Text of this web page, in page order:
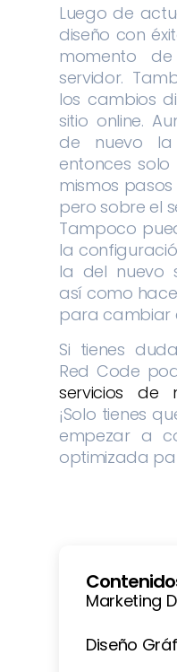
Luego de
diseño con
momento
servidor.
los cambios
sitio online.
de nuevo
entonces
mismos
pero sobre el
Tampoco
la
la del nuevo
así como
para cambiar
Si tienes
Red Code
servicios de
¡Solo tienes
empezar a
optimizada
Marketing
Diseño